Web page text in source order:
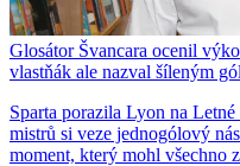
Glosátor Švancara ocenil
vlastňák ale nazval šíleným
Sparta porazila Lyon na
mistrů si veze jednogólový
moment, který mohl všechno